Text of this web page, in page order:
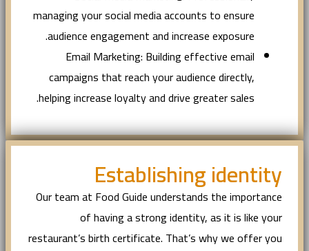
managing your social media accounts to ensure
audience engagement and increase exposure.
Email Marketing: Building effective email
campaigns that reach your audience directly,
helping increase loyalty and drive greater sales.
Establishing identity
Our team at Food Guide understands the importance
of having a strong identity, as it is like your
restaurant’s birth certificate. That’s why we offer you